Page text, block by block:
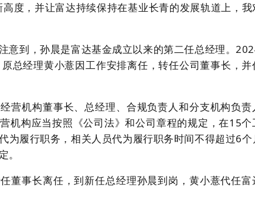
度，并让富达持续保持在基业长青的发展轨道上，我
意到，孙晨是富达基金成立以来的第二任总经理。
总经理黄小薏因工作安排离任，转任公司董事长，并
营机构董事长、总经理、合规负责人和分支机构负责
机构应当按照《公司法》和公司章程的规定，在15个
为履行职务，相关人员代为履行职务时间不得超过6个
。
董事长离任，到新任总经理孙晨到岗，黄小薏代任富